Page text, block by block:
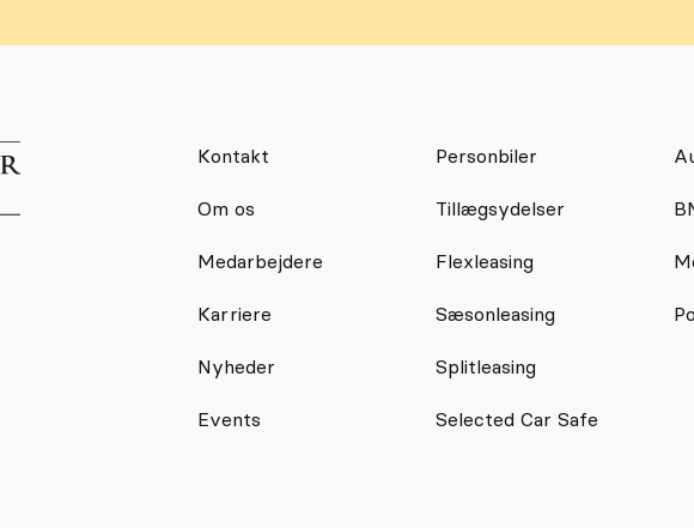
Kontakt
Om os
Medarbejdere
Karriere
Nyheder
Events
Personbiler
Tillægsydelser
Flexleasing
Sæsonleasing
Splitleasing
Selected Car Safe